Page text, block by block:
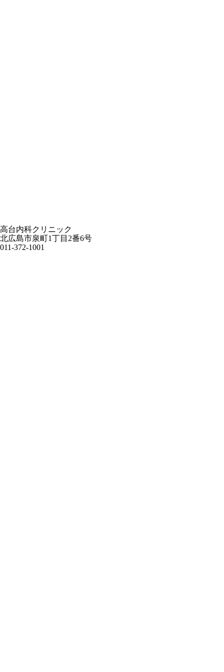
高台内科クリニック
北広島市泉町1丁目2番6号
011-372-1001